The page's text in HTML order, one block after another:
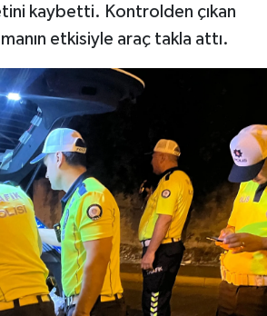
kaybetti. Kontrolden çıkan
etkisiyle araç takla attı.